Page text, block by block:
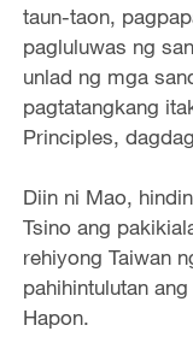
taun-taon,
pagluluwas ng
unlad ng mga
pagtatangkang
Principles,
Diin ni Mao,
Tsino ang
rehiyong Taiwan
pahihintulutan
Hapon.